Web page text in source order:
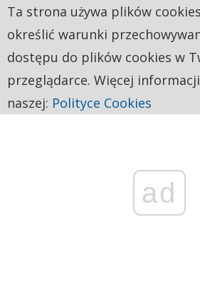
ad
Ta strona używa plików
określić warunki
dostępu do plików cookies w
przeglądarce. Więcej
naszej: Polityce Cookies